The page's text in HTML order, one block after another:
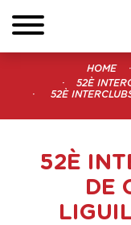
HOME
52È
52È
52È
DE